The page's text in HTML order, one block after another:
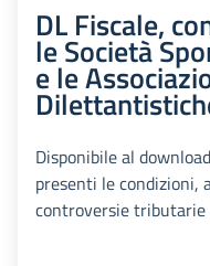
DL Fiscale,
le Società
e le
Disponibile al
presenti le condizioni,
controversie tributarie